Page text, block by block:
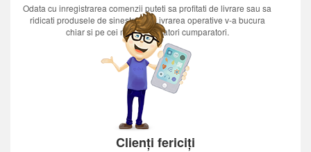
Odata cu inregistrarea comenzii puteti sa profitati de livrare sau sa
ridicati produsele de sinestatator.Livrarea operative v-a bucura
chiar si pe cei mai nerabdatori cumparatori.
Clienți fericiți